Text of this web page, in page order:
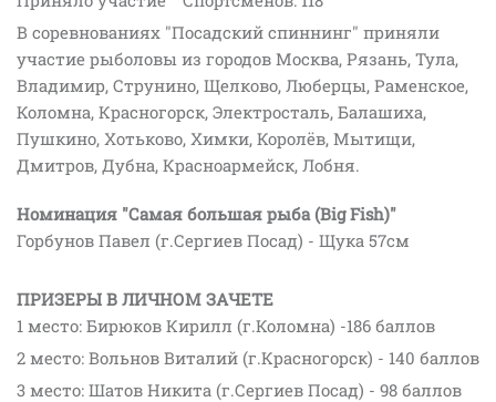
В соревнованиях "Посадский спиннинг" приняли
участие рыболовы из городов Москва, Рязань, Тула,
Владимир, Струнино, Щелково, Люберцы, Раменское,
Коломна, Красногорск, Электросталь, Балашиха,
Пушкино, Хотьково, Химки, Королёв, Мытищи,
Дмитров, Дубна, Красноармейск, Лобня.
Номинация "Самая большая рыба (Big Fish)"
Горбунов Павел (г.Сергиев Посад) - Щука 57см
ПРИЗЕРЫ В ЛИЧНОМ ЗАЧЕТЕ
1 место: Бирюков Кирилл (г.Коломна) -186 баллов
2 место: Вольнов Виталий (г.Красногорск) - 140 баллов
3 место: Шатов Никита (г.Сергиев Посад) - 98 баллов